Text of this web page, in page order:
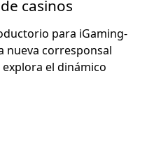
casinos
para iGam­ing­
nue­va cor­re­spon­sal
el dinámi­co